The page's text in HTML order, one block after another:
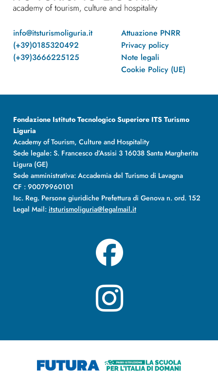
info@itsturismoliguria.it
(+39)0185320492
(+39)3666225125
Attuazione PNRR
Privacy policy
Note legali
Cookie Policy (UE)
Fondazione Istituto Tecnologico Superiore ITS Turismo
Liguria
Academy of Tourism, Culture and Hospitality
Sede legale: S. Francesco d’Assisi 3 16038 Santa Margherita
Ligura (GE)
Sede amministrativa: Accademia del Turismo di Lavagna
CF : 90079960101
Isc. Reg. Persone giuridiche Prefettura di Genova n. ord. 152
Legal Mail: itsturismoliguria@legalmail.it